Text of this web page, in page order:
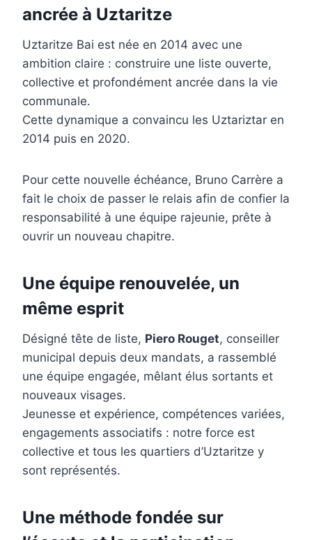
ancrée à Uztaritze
Uztaritze Bai est née en 2014 avec une
ambition claire : construire une liste ouverte,
collective et profondément ancrée dans la vie
communale.
Cette dynamique a convaincu les Uztariztar en
2014 puis en 2020.
Pour cette nouvelle échéance, Bruno Carrère a
fait le choix de passer le relais afin de confier la
responsabilité à une équipe rajeunie, prête à
ouvrir un nouveau chapitre.
Une équipe renouvelée, un
même esprit
Désigné tête de liste, Piero Rouget, conseiller
municipal depuis deux mandats, a rassemblé
une équipe engagée, mêlant élus sortants et
nouveaux visages.
Jeunesse et expérience, compétences variées,
engagements associatifs : notre force est
collective et tous les quartiers d’Uztaritze y
sont représentés.
Une méthode fondée sur